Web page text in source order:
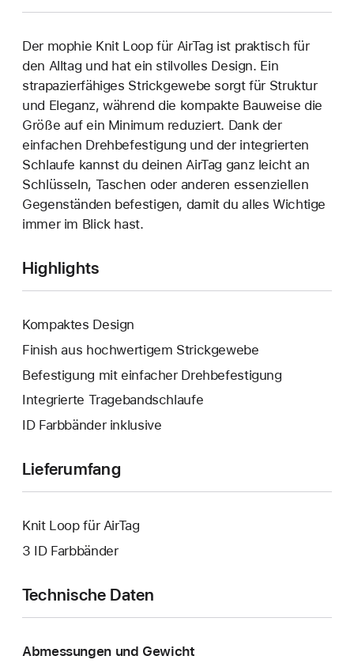
Der mophie Knit Loop für AirTag ist praktisch für
den Alltag und hat ein stilvolles Design. Ein
strapazierfähiges Strickgewebe sorgt für Struktur
und Eleganz, während die kompakte Bauweise die
Größe auf ein Minimum reduziert. Dank der
einfachen Drehbefestigung und der integrierten
Schlaufe kannst du deinen AirTag ganz leicht an
Schlüsseln, Taschen oder anderen essenziellen
Gegenständen befestigen, damit du alles Wichtige
immer im Blick hast.
Highlights
Kompaktes Design
Finish aus hochwertigem Strickgewebe
Befestigung mit einfacher Drehbefestigung
Integrierte Tragebandschlaufe
ID Farbbänder inklusive
Lieferumfang
Knit Loop für AirTag
3 ID Farbbänder
Technische Daten
Abmessungen und Gewicht